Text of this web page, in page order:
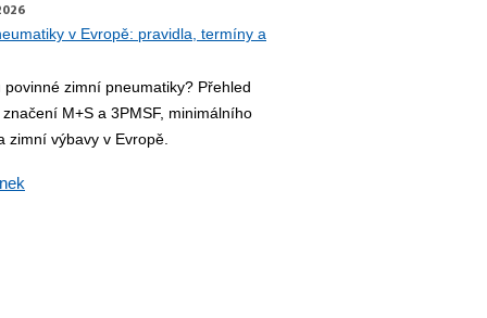
v Evropě: pravidla, termíny a
povinné zimní pneumatiky? Přehled
M+S a 3PMSF, minimálního
zimní výbavy v Evropě.